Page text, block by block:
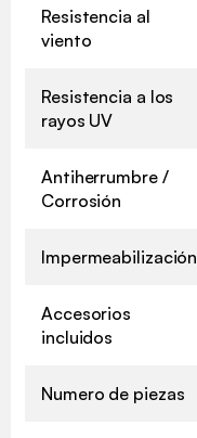
Resistencia al
viento
Resistencia a los
rayos UV
Antiherrumbre /
Corrosión
Impermeabilización
Accesorios
incluidos
Numero de piezas